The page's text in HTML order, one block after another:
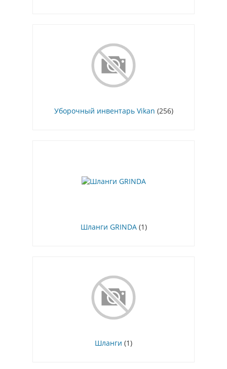
Уборочный инвентарь Vikan (256)
Шланги GRINDA (1)
Шланги (1)